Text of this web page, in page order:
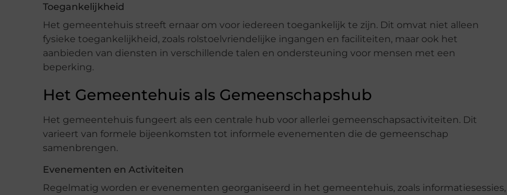
Toegankelijkheid
Het gemeentehuis streeft ernaar om voor iedereen toegankelijk te zijn. Dit omvat niet alleen
fysieke toegankelijkheid, zoals rolstoelvriendelijke ingangen en faciliteiten, maar ook het
aanbieden van diensten in verschillende talen en ondersteuning voor mensen met een
beperking.
Het Gemeentehuis als Gemeenschapshub
Het gemeentehuis fungeert als een centrale hub voor allerlei gemeenschapsactiviteiten. Dit
varieert van formele bijeenkomsten tot informele evenementen die de gemeenschap
samenbrengen.
Evenementen en Activiteiten
Regelmatig worden er evenementen georganiseerd in het gemeentehuis, zoals informatiesessies,